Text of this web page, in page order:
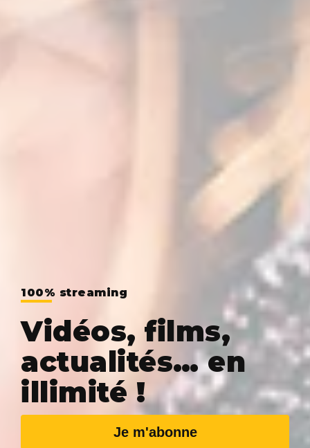
100% streaming
Vidéos, films,
actualités… en
illimité !
Je m'abonne